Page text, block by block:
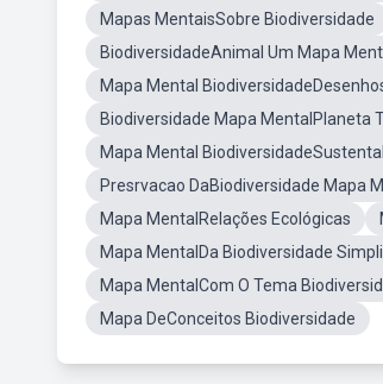
Mapas MentaisSobre Biodiversidade
BiodiversidadeAnimal Um Mapa
Mapa Mental
Biodiversidade Mapa MentalPlaneta
Mapa Mental
Presrvacao DaBiodiversidade Mapa
Mapa MentalRelações Ecológicas
Mapa MentalDa Biodiversidade
Mapa MentalCom O Tema
Mapa DeConceitos Biodiversidade